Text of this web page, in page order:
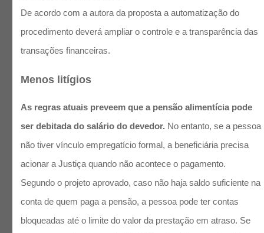
De acordo com a autora da proposta a automatização do
procedimento deverá ampliar o controle e a transparência das
transações financeiras.
Menos litígios
As regras atuais preveem que a pensão alimentícia pode
ser debitada do salário do devedor. No entanto, se a pessoa
não tiver vínculo empregatício formal, a beneficiária precisa
acionar a Justiça quando não acontece o pagamento.
Segundo o projeto aprovado, caso não haja saldo suficiente na
conta de quem paga a pensão, a pessoa pode ter contas
bloqueadas até o limite do valor da prestação em atraso. Se